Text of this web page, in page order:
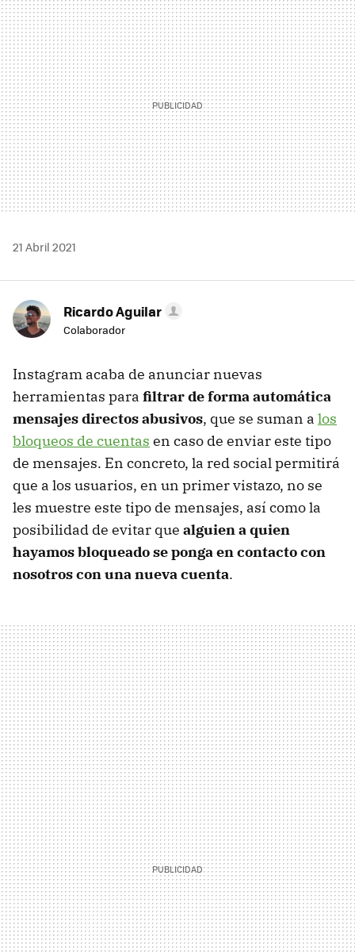
MAIL
21 Abril 2021
Ricardo Aguilar
Colaborador
Instagram acaba de anunciar nuevas
herramientas para filtrar de forma automática
mensajes directos abusivos, que se suman a los
bloqueos de cuentas en caso de enviar este tipo
de mensajes. En concreto, la red social permitirá
que a los usuarios, en un primer vistazo, no se
les muestre este tipo de mensajes, así como la
posibilidad de evitar que alguien a quien
hayamos bloqueado se ponga en contacto con
nosotros con una nueva cuenta.